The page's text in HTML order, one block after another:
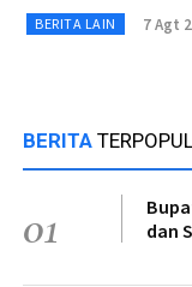
BERITA LAIN 7 Agt
BERITA
01
dan